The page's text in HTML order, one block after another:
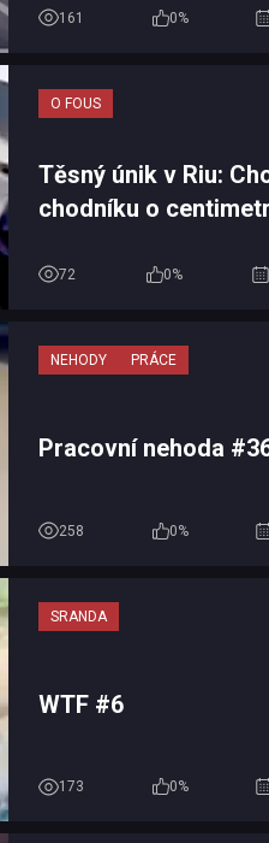
161 0%
O FOUS
Těsný únik v Riu:
chodníku o
72 0%
NEHODY PRÁCE
Pracovní nehoda
258 0%
SRANDA
WTF #6
173 0%